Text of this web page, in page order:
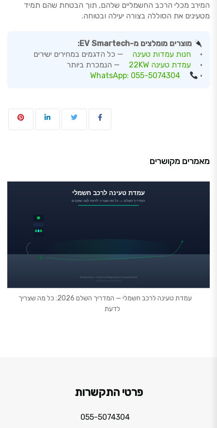
המירב מכלי הרכב החשמליים שלהם, תוך הבטחת שהם תמיד
מטעינים את הסוללה בצורה יעילה ובטוחה.
מוצרים מומלצים מ-EV Smartech:
•
חנות עמדות טעינה
— כל הדגמים במחירים ישירים
•
עמדת טעינה 22KW
— הנמכרת ביותר
•
WhatsApp: 055-5074304
מאמרים מקושרים
עמדת טעינה לרכב חשמלי — המדריך השלם 2026: כל מה שצריך
לדעת
פרטי התקשרות
055-5074304